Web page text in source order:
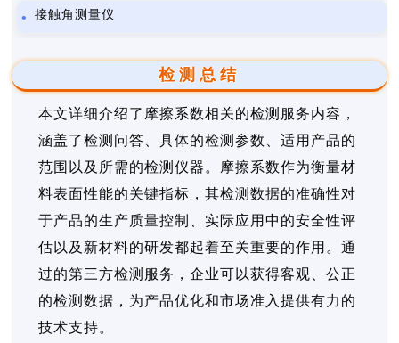
接触角测量仪
检测总结
本文详细介绍了摩擦系数相关的检测服务内容，
涵盖了检测问答、具体的检测参数、适用产品的
范围以及所需的检测仪器。摩擦系数作为衡量材
料表面性能的关键指标，其检测数据的准确性对
于产品的生产质量控制、实际应用中的安全性评
估以及新材料的研发都起着至关重要的作用。通
过的第三方检测服务，企业可以获得客观、公正
的检测数据，为产品优化和市场准入提供有力的
技术支持。